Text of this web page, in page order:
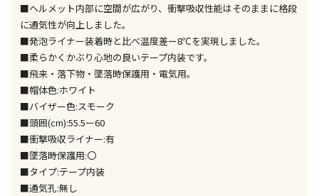
※同時購入の商品は、全て同じ店舗での受取となりま
す
委託業者によりお届けする商品です
※ほか商品との同時購入はできません。お手数です
が、ご購入手続きを分けてお買い求めください
※支払い方法の代金引換は選択できません。
※電話注文はできません。
宅配のみでお届けする商品です（店舗受取は選択でき
ません）
※「宅配・店舗受取」「宅配のみ」マークの商品のみ
同時購入が可能です
■ヘルメット内部に空間が広がり、衝撃吸収性能はそのままに格段
に通気性が向上しました。
■発泡ライナー装着時と比べ温度差ー8℃を実現しました。
■柔らかくかぶり心地の良いテープ内装です。
■飛来・落下物・墜落時保護用・電気用。
■帽体色:ホワイト
■バイザー色:スモーク
■頭囲(cm):55.5ー60
■衝撃吸収ライナー:有
■墜落時保護用:〇
■タイプ:テープ内装
■通気孔:無し